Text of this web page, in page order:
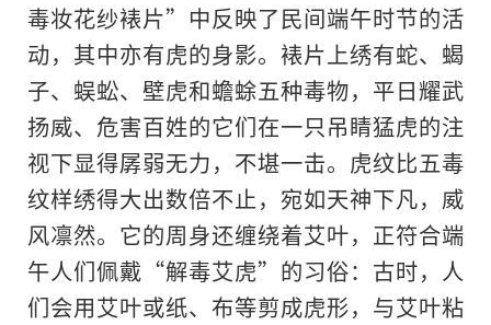
毒妆花纱裱片”中反映了民间端午时节的活
动，其中亦有虎的身影。裱片上绣有蛇、蝎
子、蜈蚣、壁虎和蟾蜍五种毒物，平日耀武
扬威、危害百姓的它们在一只吊睛猛虎的注
视下显得孱弱无力，不堪一击。虎纹比五毒
纹样绣得大出数倍不止，宛如天神下凡，威
风凛然。它的周身还缠绕着艾叶，正符合端
午人们佩戴“解毒艾虎”的习俗：古时，人
们会用艾叶或纸、布等剪成虎形，与艾叶粘